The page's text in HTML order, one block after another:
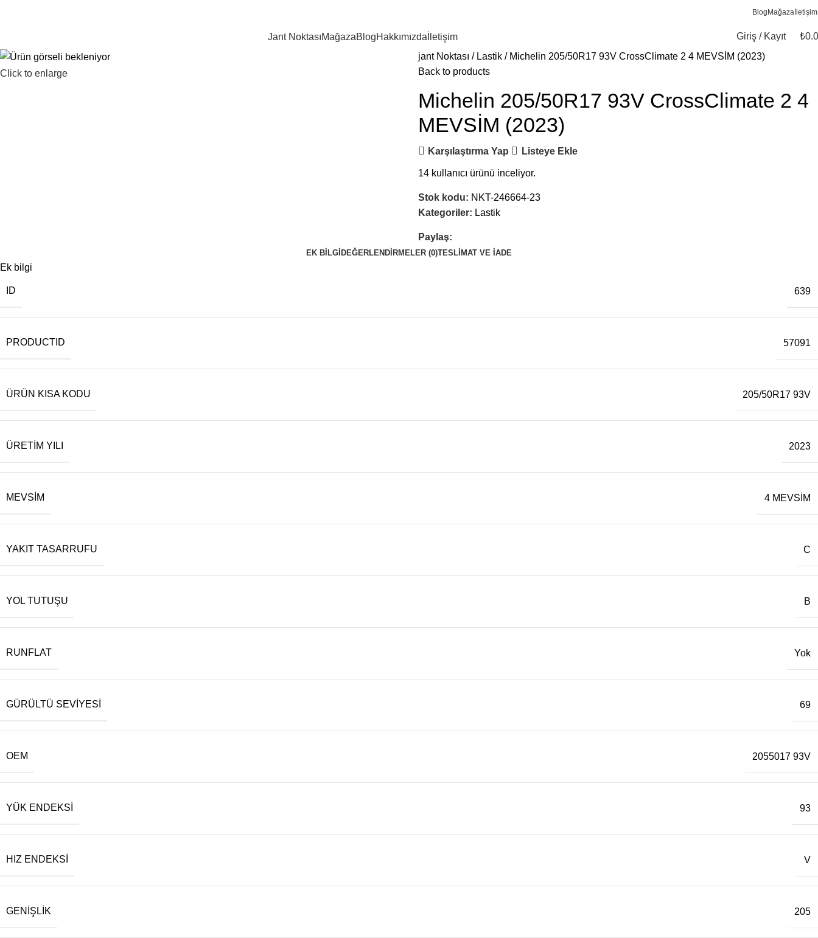
Blog Mağaza İletişim
Jant NoktasıMağazaBlogHakkımızda İletişim Giriş / Kayıt ₺
Click to enlarge
jant Noktası Lastik
Michelin 205/50R17 93V CrossClimate 2 4 MEVSİM (2023)
Back to products
Michelin 205/50R17 93V CrossClimate 2 4
MEVSİM (2023)
Karşılaştırma Yap Listeye Ekle
14 kullanıcı ürünü inceliyor.
Stok kodu: NKT-246664-23
Kategoriler: Lastik
Paylaş:
EK BILGI DEĞERLENDIRMELER (0)TESLIMAT VE İADE
Ek bilgi
ID 639
PRODUCTID 57091
ÜRÜN KISA KODU 205/50R17 93V
ÜRETIM YILI 2023
MEVSIM 4 MEVSİM
YAKIT TASARRUFU C
YOL TUTUŞU B
RUNFLAT Yok
GÜRÜLTÜ SEVIYESI 69
OEM 2055017 93V
YÜK ENDEKSI 93
HIZ ENDEKSI V
GENIŞLIK 205